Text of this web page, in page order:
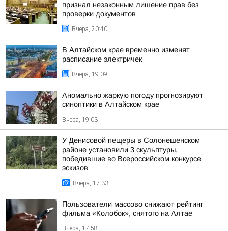
признал незаконным лишение прав без
проверки документов
Вчера, 20:40
В Алтайском крае временно изменят
расписание электричек
Вчера, 19:09
Аномально жаркую погоду прогнозируют
синоптики в Алтайском крае
Вчера, 19:03
У Денисовой пещеры в Солонешенском
районе установили 3 скульптуры,
победившие во Всероссийском конкурсе
эскизов
Вчера, 17:33
Пользователи массово снижают рейтинг
фильма «Колобок», снятого на Алтае
Вчера, 17:58